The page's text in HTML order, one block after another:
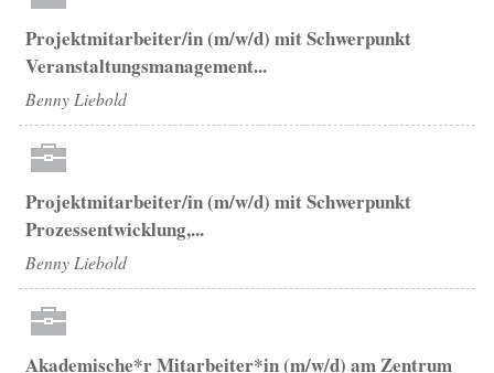
Projektmitarbeiter/in (m/w/d) mit Schwerpunkt
Veranstaltungsmanagement...
Benny Liebold
Projektmitarbeiter/in (m/w/d) mit Schwerpunkt
Prozessentwicklung,...
Benny Liebold
Akademische*r Mitarbeiter*in (m/w/d) am Zentrum